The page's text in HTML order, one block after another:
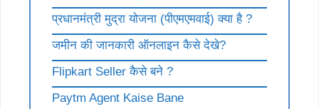
प्रधानमंत्री मुद्रा योजना (पीएमएमवाई) क्या है ?
जमीन की जानकारी ऑनलाइन कैसे देखे?
Flipkart Seller कैसे बने ?
Paytm Agent Kaise Bane